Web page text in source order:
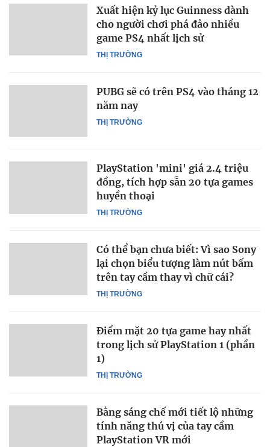
THỊ TRƯỜNG
Xuất hiện kỷ lục Guinness dành
cho người chơi phá đảo nhiều
game PS4 nhất lịch sử
THỊ TRƯỜNG
PUBG sẽ có trên PS4 vào tháng 12
năm nay
THỊ TRƯỜNG
PlayStation 'mini' giá 2.4 triệu
đồng, tích hợp sẵn 20 tựa games
huyền thoại
THỊ TRƯỜNG
Có thể bạn chưa biết: Vì sao Sony
lại chọn biểu tượng làm nút bấm
trên tay cầm thay vì chữ cái?
THỊ TRƯỜNG
Điểm mặt 20 tựa game hay nhất
trong lịch sử PlayStation 1 (phần
1)
Bằng sáng chế mới tiết lộ những
tính năng thú vị của tay cầm
PlayStation VR mới